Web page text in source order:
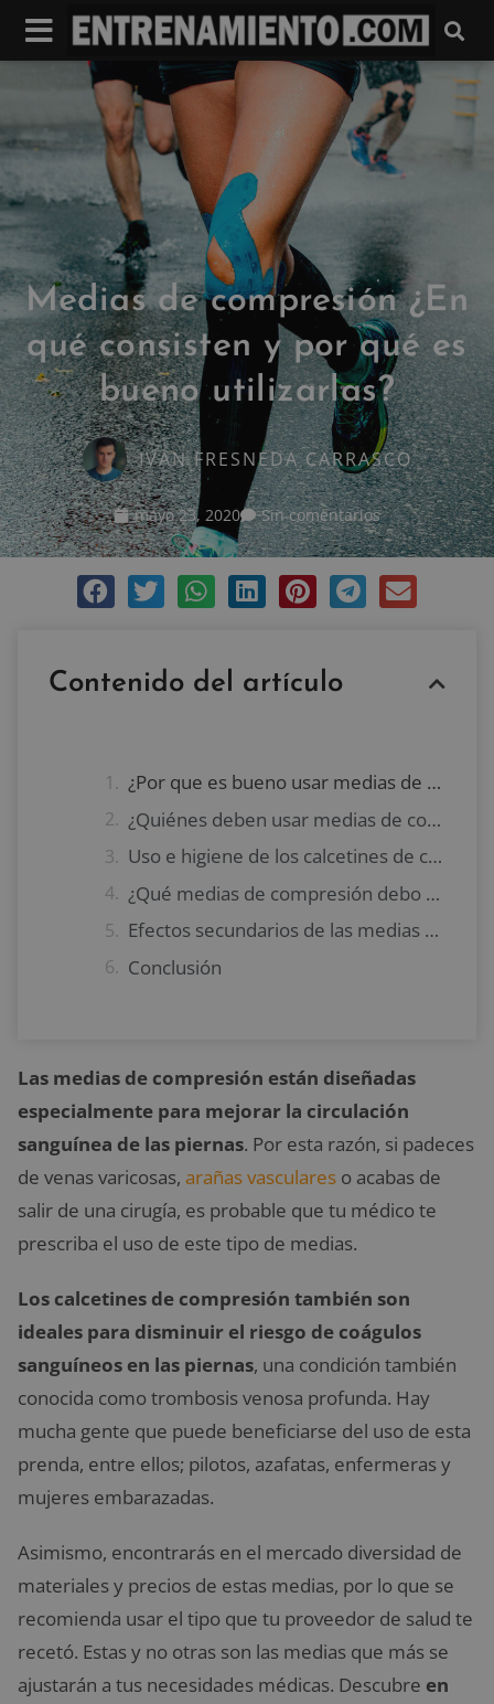
Medias de compresión ¿En
qué consisten y por qué es
bueno utilizarlas?
IVAN FRESNEDA CARRASCO
mayo 23, 2020 Sin comentarios
Contenido del artículo
¿Por que es bueno usar medias de compresión?
¿Quiénes deben usar medias de compresión?
Uso e higiene de los calcetines de compresión
¿Qué medias de compresión debo usar?
Efectos secundarios de las medias de compresión
Conclusión
Las medias de compresión están diseñadas
especialmente para mejorar la circulación
sanguínea de las piernas. Por esta razón, si padeces
de venas varicosas, arañas vasculares o acabas de
salir de una cirugía, es probable que tu médico te
prescriba el uso de este tipo de medias.
Los calcetines de compresión también son
ideales para disminuir el riesgo de coágulos
sanguíneos en las piernas, una condición también
conocida como trombosis venosa profunda. Hay
mucha gente que puede beneficiarse del uso de esta
prenda, entre ellos; pilotos, azafatas, enfermeras y
mujeres embarazadas.
Asimismo, encontrarás en el mercado diversidad de
materiales y precios de estas medias, por lo que se
recomienda usar el tipo que tu proveedor de salud te
recetó. Estas y no otras son las medias que más se
ajustarán a tus necesidades médicas. Descubre en